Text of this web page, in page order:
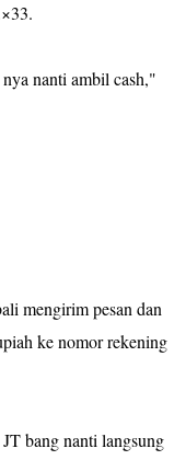
nanti ambil cash,"
mengirim pesan dan
ke nomor rekening
bang nanti langsung